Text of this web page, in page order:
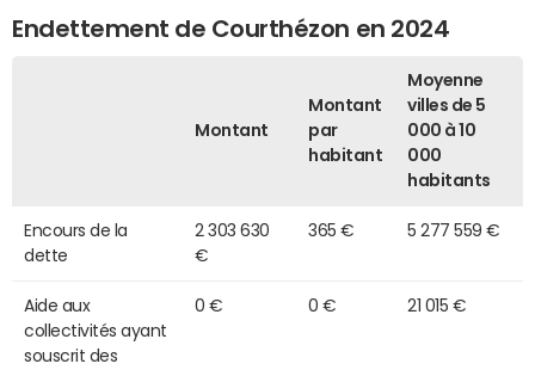
Endettement de Courthézon en 2024
Montant
Montant
par
habitant
Moyenne
villes de 5
000 à 10
000
habitants
Encours de la
dette
2 303 630
€
365 € 5 277 559 €
Aide aux
collectivités ayant
souscrit des
0 € 0 € 21 015 €